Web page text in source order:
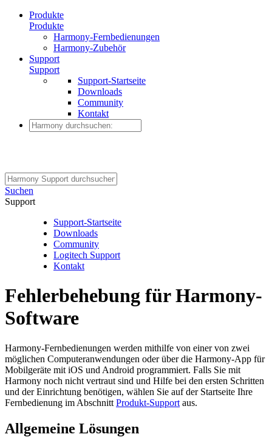
Produkte
Produkte
Harmony-Fernbedienungen
Harmony-Zubehör
Support
Support
Support-Startseite
Downloads
Community
Kontakt
Suchen
Support
Support-Startseite
Downloads
Community
Logitech Support
Kontakt
Fehlerbehebung für Harmony-
Software
Harmony-Fernbedienungen werden mithilfe von einer von zwei
möglichen Computeranwendungen oder über die Harmony-App für
Mobilgeräte mit iOS und Android programmiert. Falls Sie mit
Harmony noch nicht vertraut sind und Hilfe bei den ersten Schritten
und der Einrichtung benötigen, wählen Sie auf der Startseite Ihre
Fernbedienung im Abschnitt Produkt-Support aus.
Allgemeine Lösungen